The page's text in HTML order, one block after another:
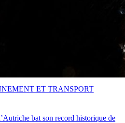
bat son record historique de
ET TRANSPORT